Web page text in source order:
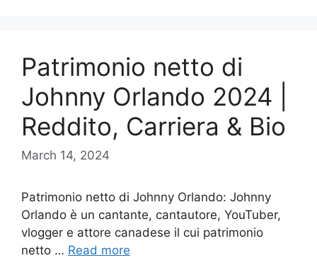
Patrimonio netto di
Johnny Orlando 2024 |
Reddito, Carriera & Bio
March 14, 2024
Patrimonio netto di Johnny Orlando: Johnny
Orlando è un cantante, cantautore, YouTuber,
vlogger e attore canadese il cui patrimonio
netto … Read more